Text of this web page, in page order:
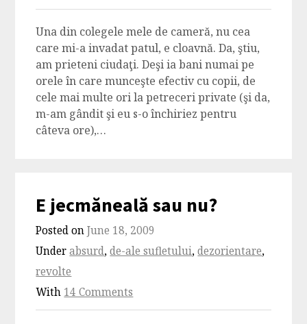
Una din colegele mele de cameră, nu cea
care mi-a invadat patul, e cloavnă. Da, ştiu,
am prieteni ciudaţi. Deşi ia bani numai pe
orele în care munceşte efectiv cu copii, de
cele mai multe ori la petreceri private (şi da,
m-am gândit şi eu s-o închiriez pentru
câteva ore),…
E jecmăneală sau nu?
Posted onJune 18, 2009
Underabsurd,de-ale sufletului,dezorientare,
revolte
With 14 Comments